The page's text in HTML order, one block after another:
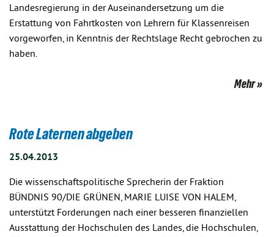
Landesregierung in der Auseinandersetzung um die
Erstattung von Fahrtkosten von Lehrern für Klassenreisen
vorgeworfen, in Kenntnis der Rechtslage Recht gebrochen zu
haben.
Mehr
Rote Laternen abgeben
25.04.2013
Die wissenschaftspolitische Sprecherin der Fraktion
BÜNDNIS 90/DIE GRÜNEN, MARIE LUISE VON HALEM,
unterstützt Forderungen nach einer besseren finanziellen
Ausstattung der Hochschulen des Landes, die Hochschulen,